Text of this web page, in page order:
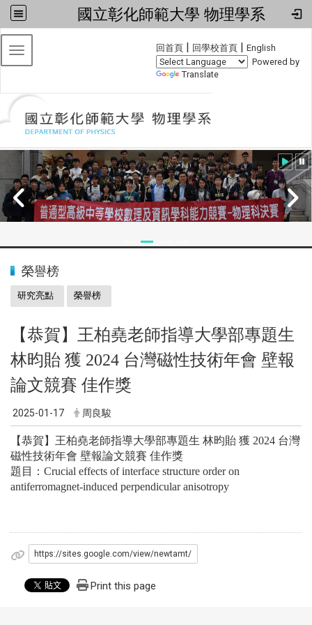
國立彰化師範大學 物理學系
回首頁 | 回學校首頁 | English
Powered by
Translate
Toggle navigation
榮譽榜
研究亮點 榮譽榜
【恭賀】王柏堯老師指導大學部專題生
林昀貽 獲 2024 台灣磁性技術年會 壁報
論文競賽 佳作獎
2025-01-17 周良駿
【恭賀】王柏堯老師指導大學部專題生 林昀貽 獲 2024 台灣
磁性技術年會 壁報論文競賽 佳作獎
題目：Crucial effects of interface structure order on
antiferromagnet-induced perpendicular anisotropy
https://sites.google.com/view/newtamt/
Print this page